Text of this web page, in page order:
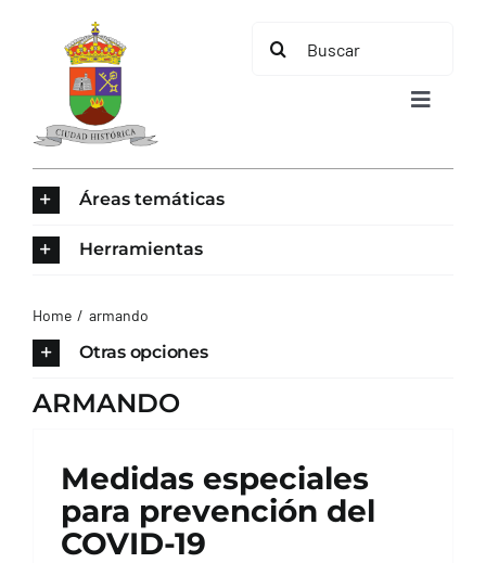
contenido
Buscar:
Toggle
CONTACTO
Áreas temáticas
Herramientas
Home armando
Otras opciones
ARMANDO
Medidas especiales
para prevención del
COVID-19